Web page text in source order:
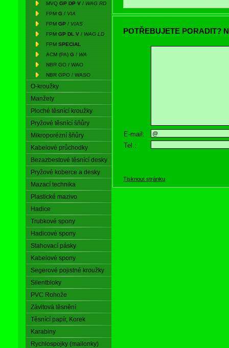
MVQ GP DP V / WAG RD
FPM G / VIA
FPM GP / VIAS
FPM GP DL V / WAG LD
FPM SPECIAL
ACM (PA) G / WA
NBR GO / WAO
NBR GPO / WASO
O-kroužky
Manžety
Ploché těsnící kroužky
Pryžové těsnící šňůry
Mikroporézní šňůry
Kabelové průchodky
Bezazbestové těsnící desky
Pryžové koberce a desky
Mazací technika
Plastické mazivo
Hadice
Trubkové spony
Hadicové spony
Stahovací pásky
Kabelové spony
Segerové pojistné kroužky
Silentbloky
PVC Rohože
Závitová těsnění
Těsnící papír, Korek
Karabiny
Rychlospojky (mailonky)
POTŘEBUJETE PORADIT?
E-mail:
Tel.:
Tisknout stránku